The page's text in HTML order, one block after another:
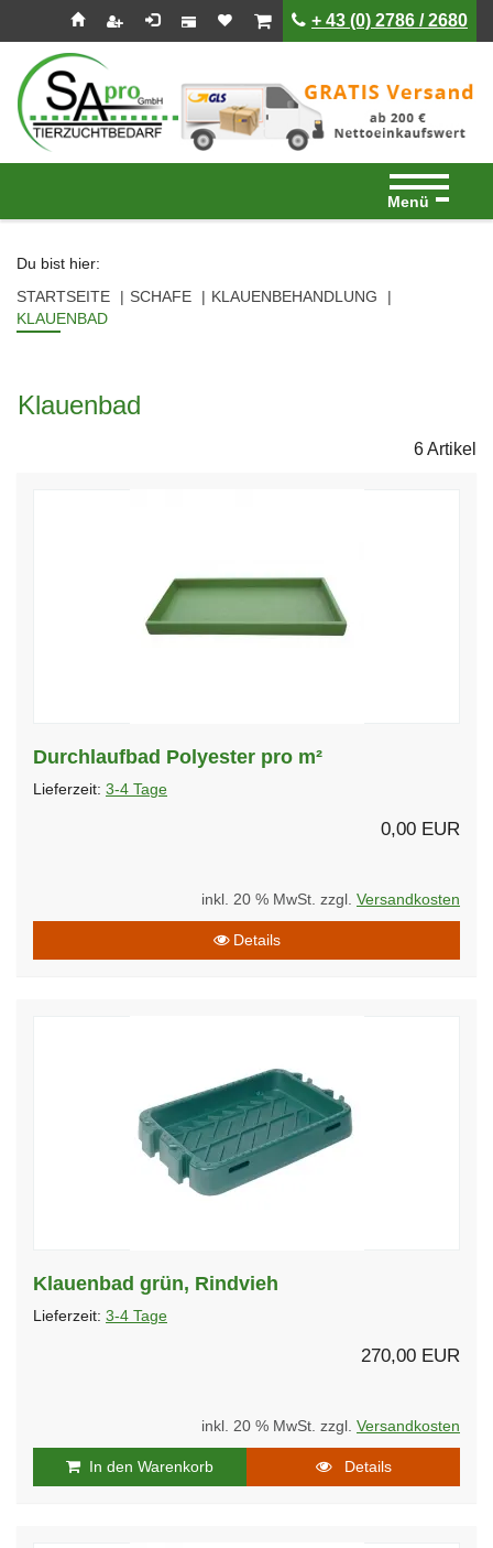
Seitenebreiche:
ist leerist leer+ 43 (0) 2786 / 2680
Menü
Du bist hier:
STARTSEITE
SCHAFE
KLAUENBEHANDLUNG
KLAUENBAD
Klauenbad
6 Artikel
Durchlaufbad Polyester pro m²
Lieferzeit: 3-4 Tage
0,00 EUR
inkl. 20 % MwSt. zzgl. Versandkosten
Details
Klauenbad grün, Rindvieh
Lieferzeit: 3-4 Tage
270,00 EUR
inkl. 20 % MwSt. zzgl. Versandkosten
In den Warenkorb Details